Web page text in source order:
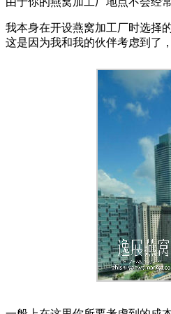
我本身在开设燕窝加工厂时选择
这是因为我和我的伙伴考虑到了